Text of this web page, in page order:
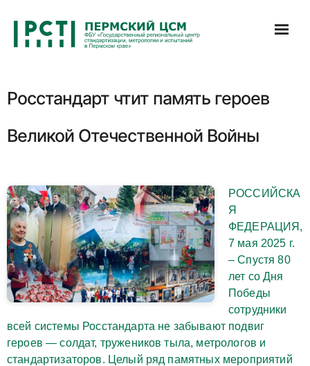
содержимому
Росстандарт чтит память героев
Великой Отечественной Войны
РОССИЙСКА
Я
ФЕДЕРАЦИЯ,
7 мая 2025 г.
– Спустя 80
лет со Дня
Победы
сотрудники
всей системы Росстандарта не забывают подвиг
героев — солдат, тружеников тыла, метрологов и
стандартизаторов. Целый ряд памятных мероприятий